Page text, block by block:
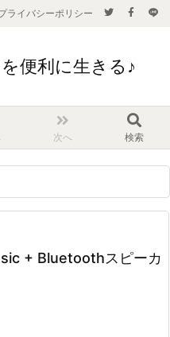
便利に生きる♪
次へ 検索
ライバシーポリシー
+ Bluetoothスピーカ